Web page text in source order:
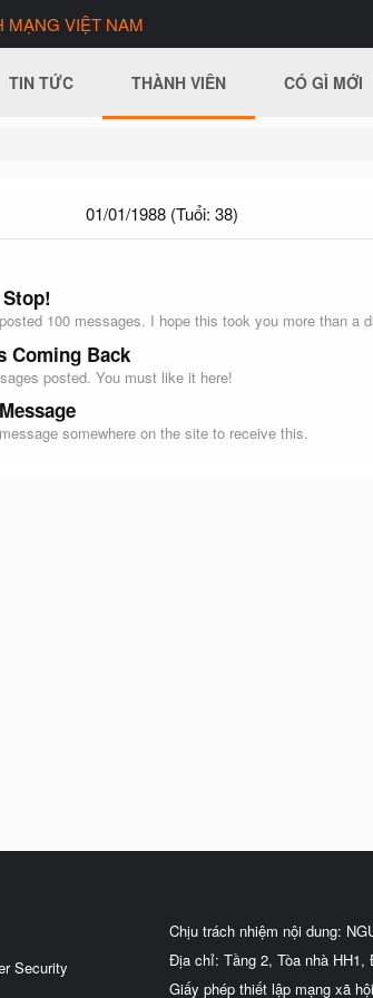
VIỆT NAM
TIN TỨC THÀNH VIÊN CÓ GÌ MỚI
01/01/1988 (Tuổi: 38)
100 messages. I hope this took you more than a
Coming Back
posted. You must like it here!
somewhere on the site to receive this.
Security
Chịu trách nhiệm nội dung:
Địa chỉ: Tầng 2, Tòa nhà
Giấy phép thiết lập mạng xã